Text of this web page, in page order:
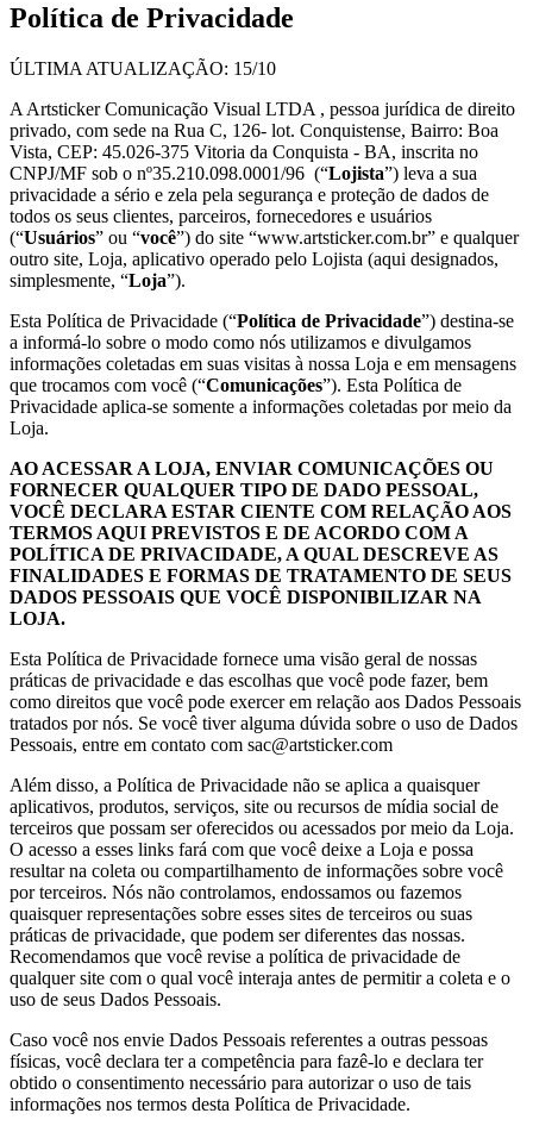
Política de Privacidade
ÚLTIMA ATUALIZAÇÃO: 15/10
A Artsticker Comunicação Visual LTDA , pessoa jurídica de direito
privado, com sede na Rua C, 126- lot. Conquistense, Bairro: Boa
Vista, CEP: 45.026-375 Vitoria da Conquista - BA, inscrita no
CNPJ/MF sob o nº35.210.098.0001/96 (“Lojista”) leva a sua
privacidade a sério e zela pela segurança e proteção de dados de
todos os seus clientes, parceiros, fornecedores e usuários
(“Usuários” ou “você”) do site “www.artsticker.com.br” e qualquer
outro site, Loja, aplicativo operado pelo Lojista (aqui designados,
simplesmente, “Loja”).
Esta Política de Privacidade (“Política de Privacidade”) destina-se
a informá-lo sobre o modo como nós utilizamos e divulgamos
informações coletadas em suas visitas à nossa Loja e em mensagens
que trocamos com você (“Comunicações”). Esta Política de
Privacidade aplica-se somente a informações coletadas por meio da
Loja.
AO ACESSAR A LOJA, ENVIAR COMUNICAÇÕES OU
FORNECER QUALQUER TIPO DE DADO PESSOAL,
VOCÊ DECLARA ESTAR CIENTE COM RELAÇÃO AOS
TERMOS AQUI PREVISTOS E DE ACORDO COM A
POLÍTICA DE PRIVACIDADE, A QUAL DESCREVE AS
FINALIDADES E FORMAS DE TRATAMENTO DE SEUS
DADOS PESSOAIS QUE VOCÊ DISPONIBILIZAR NA
LOJA.
Esta Política de Privacidade fornece uma visão geral de nossas
práticas de privacidade e das escolhas que você pode fazer, bem
como direitos que você pode exercer em relação aos Dados Pessoais
tratados por nós. Se você tiver alguma dúvida sobre o uso de Dados
Pessoais, entre em contato com sac@artsticker.com
Além disso, a Política de Privacidade não se aplica a quaisquer
aplicativos, produtos, serviços, site ou recursos de mídia social de
terceiros que possam ser oferecidos ou acessados por meio da Loja.
O acesso a esses links fará com que você deixe a Loja e possa
resultar na coleta ou compartilhamento de informações sobre você
por terceiros. Nós não controlamos, endossamos ou fazemos
quaisquer representações sobre esses sites de terceiros ou suas
práticas de privacidade, que podem ser diferentes das nossas.
Recomendamos que você revise a política de privacidade de
qualquer site com o qual você interaja antes de permitir a coleta e o
uso de seus Dados Pessoais.
Caso você nos envie Dados Pessoais referentes a outras pessoas
físicas, você declara ter a competência para fazê-lo e declara ter
obtido o consentimento necessário para autorizar o uso de tais
informações nos termos desta Política de Privacidade.